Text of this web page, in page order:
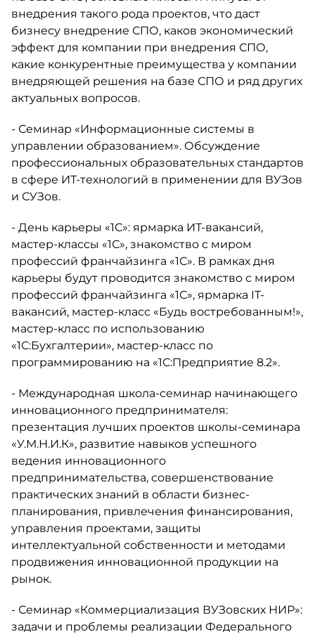
внедрения такого рода проектов, что даст
бизнесу внедрение СПО, каков экономический
эффект для компании при внедрения СПО,
какие конкурентные преимущества у компании
внедряющей решения на базе СПО и ряд других
актуальных вопросов.
- Семинар «Информационные системы в
управлении образованием». Обсуждение
профессиональных образовательных стандартов
в сфере ИТ-технологий в применении для ВУЗов
и СУЗов.
- День карьеры «1С»: ярмарка ИТ-вакансий,
мастер-классы «1С», знакомство с миром
профессий франчайзинга «1С». В рамках дня
карьеры будут проводится знакомство с миром
профессий франчайзинга «1С», ярмарка IT-
вакансий, мастер-класс «Будь востребованным!»,
мастер-класс по использованию
«1С:Бухгалтерии», мастер-класс по
программированию на «1С:Предприятие 8.2».
- Международная школа-семинар начинающего
инновационного предпринимателя:
презентация лучших проектов школы-семинара
«У.М.Н.И.К», развитие навыков успешного
ведения инновационного
предпринимательства, совершенствование
практических знаний в области бизнес-
планирования, привлечения финансирования,
управления проектами, защиты
интеллектуальной собственности и методами
продвижения инновационной продукции на
рынок.
- Семинар «Коммерциализация ВУЗовских НИР»:
задачи и проблемы реализации Федерального